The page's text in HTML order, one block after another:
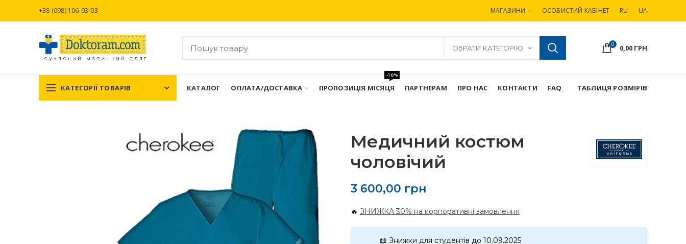
+38 (098) 106-03-03 МАГАЗИНИ ОСОБИСТИЙ КАБІНЕТ RU UA
ОБРАТИ КАТЕГОРІЮ 0 0,00 ГРН
КАТЕГОРІЇ ТОВАРІВ КАТАЛОГ ОПЛАТА/ДОСТАВКА ПРОПОЗИЦІЯ МІСЯЦЯ
-10%
ПАРТНЕРАМ ПРО НАС КОНТАКТИ FAQ ТАБЛИЦЯ РОЗМІРІВ
Медичний костюм
чоловічий
3 600,00 грн
🔥 ЗНИЖКА 30% на корпоративні замовлення
📖 Знижки для студентів до 10.09.2025